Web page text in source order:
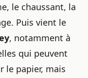
le chaussant, la
Puis vient le
, notamment à
qui peuvent
le papier, mais